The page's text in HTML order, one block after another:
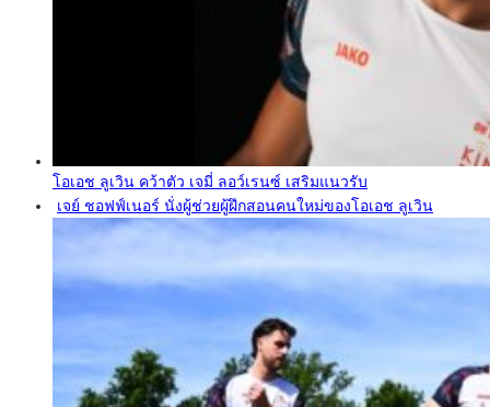
โอเอช ลูเวิน คว้าตัว เจมี่ ลอว์เรนซ์ เสริมแนวรับ
เจย์ ชอฟฟ์เนอร์ นั่งผู้ช่วยผู้ฝึกสอนคนใหม่ของโอเอช ลูเวิน